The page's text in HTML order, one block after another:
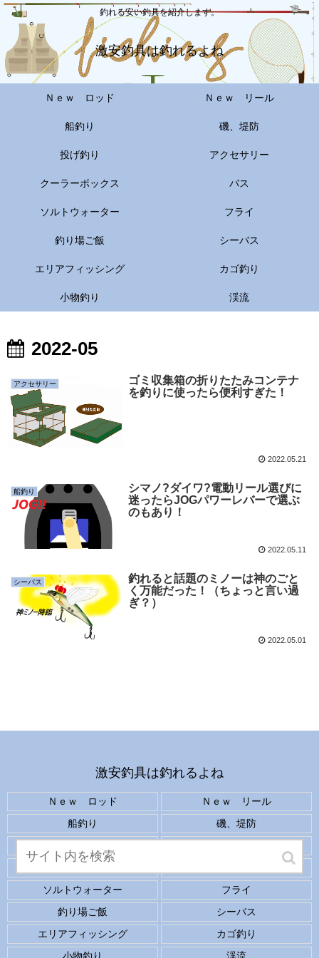
釣れる安い釣具を紹介します。
激安釣具は釣れるよね
Ｎｅｗ ロッド Ｎｅｗ リール
船釣り 磯、堤防
投げ釣り アクセサリー
クーラーボックス バス
ソルトウォーター フライ
釣り場ご飯 シーバス
エリアフィッシング カゴ釣り
小物釣り 渓流
2022-05
アクセサリー
ゴミ収集箱の折りたたみコンテナ
を釣りに使ったら便利すぎた！
2022.05.21
船釣り
シマノ?ダイワ?電動リール選びに
迷ったらJOGパワーレバーで選ぶ
のもあり！
2022.05.11
シーバス
釣れると話題のミノーは神のごと
く万能だった！（ちょっと言い過
ぎ？）
2022.05.01
激安釣具は釣れるよね
Ｎｅｗ ロッド
Ｎｅｗ リール
船釣り
磯、堤防
ソルトウォーター
フライ
釣り場ご飯
シーバス
エリアフィッシング
カゴ釣り
小物釣り
渓流